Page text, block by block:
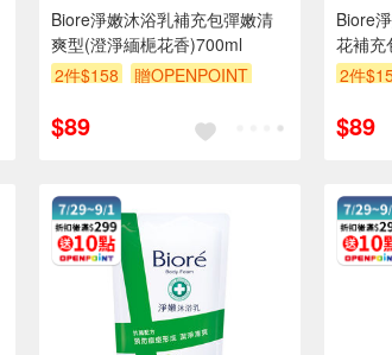
Biore淨嫩沐浴乳補充包彈嫩清
爽型(澄淨緬梔花香)700ml
2件$158
贈OPENPOINT
$89
Biore
花補充
2件
$89